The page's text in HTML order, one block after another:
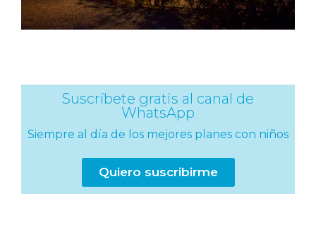
Suscríbete gratis al canal de
WhatsApp
Siempre al día de los mejores planes con niños
Quiero suscribirme